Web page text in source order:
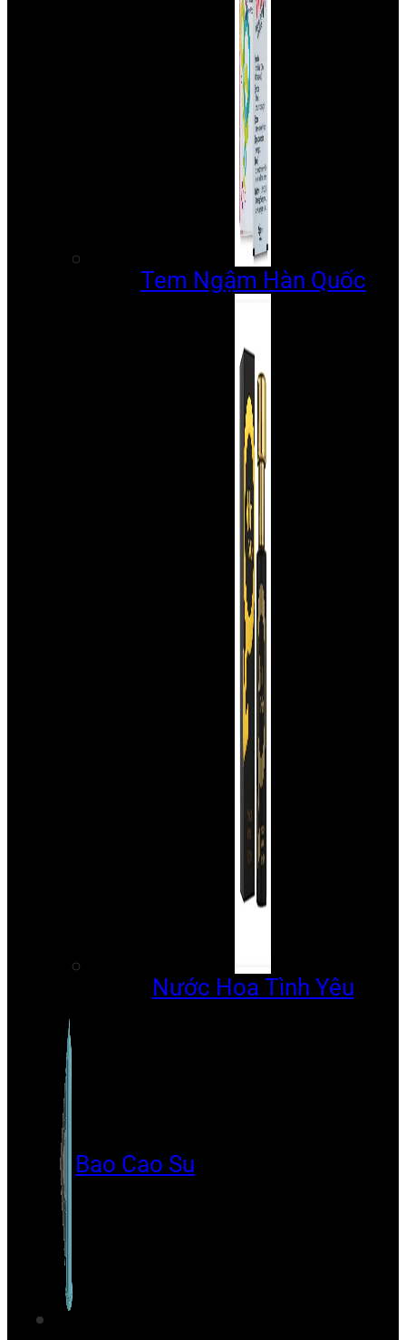
Tem Ngậm Hàn Quốc
Nước Hoa Tình Yêu
Bao Cao Su